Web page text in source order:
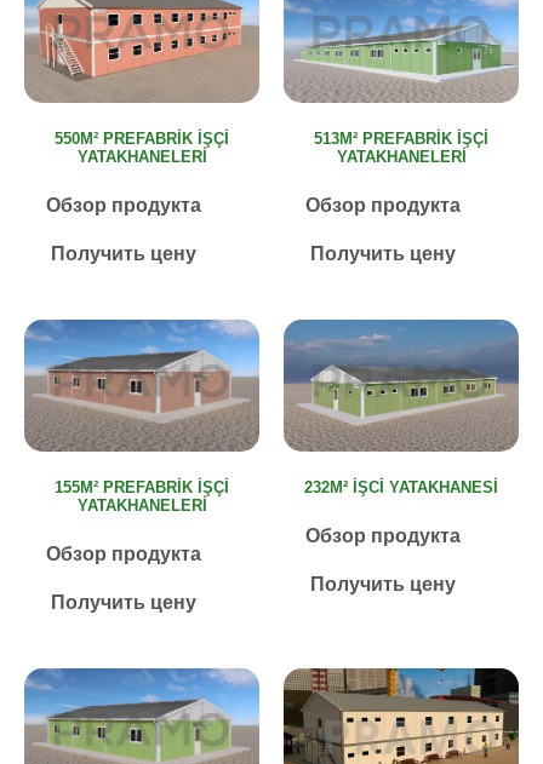
550M² PREFABRIK İŞÇI
YATAKHANELERI
Обзор продукта
Получить цену
513M² PREFABRIK İŞÇI
YATAKHANELERI
Обзор продукта
Получить цену
155M² PREFABRIK İŞÇI
YATAKHANELERI
Обзор продукта
Получить цену
232M² İŞCI YATAKHANESI
Обзор продукта
Получить цену